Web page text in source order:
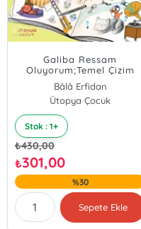
Galiba Ressam
Oluyorum;Temel Çizim
Teknikleriyle Resimli Kitap
Yapımı
Bâlâ Erfidan
Ütopya Çocuk
Stok : 1+
₺430,00
₺301,00
%30
Sepete Ekle